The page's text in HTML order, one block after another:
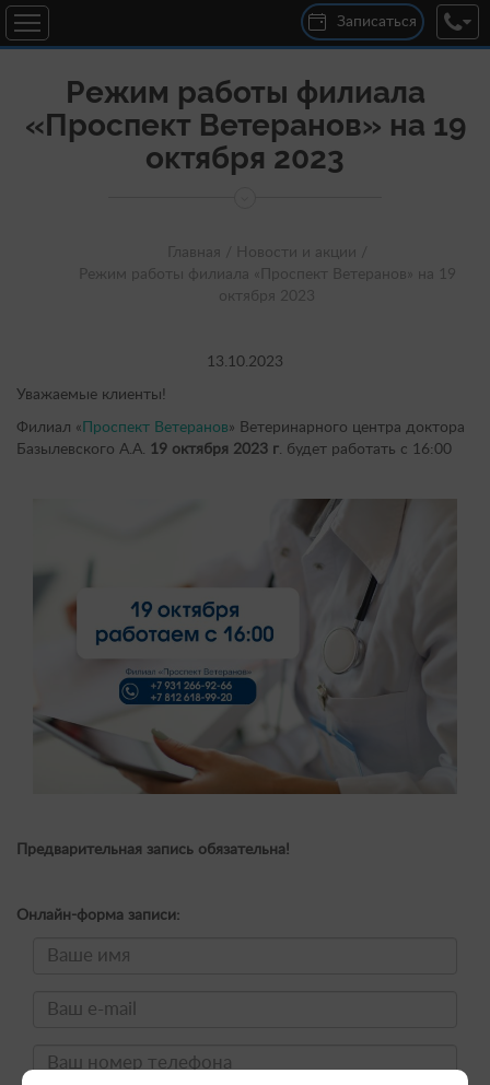
Записаться
Режим работы филиала
«Проспект Ветеранов» на 19
октября 2023
Главная /
Новости и акции /
Режим работы филиала «Проспект Ветеранов» на 19
октября 2023
13.10.2023
Уважаемые клиенты!
Филиал « Проспект Ветеранов» Ветеринарного центра доктора
Базылевского А.А. 19 октября 2023 г. будет работать с 16:00
Предварительная запись обязательна!
Онлайн-форма записи: